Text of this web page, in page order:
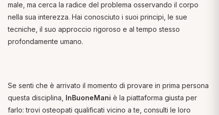
male, ma cerca la radice del problema osservando il corpo
nella sua interezza. Hai conosciuto i suoi principi, le sue
tecniche, il suo approccio rigoroso e al tempo stesso
profondamente umano.
Se senti che è arrivato il momento di provare in prima persona
questa disciplina, InBuoneMani è la piattaforma giusta per
farlo: trovi osteopati qualificati vicino a te, consulti le loro